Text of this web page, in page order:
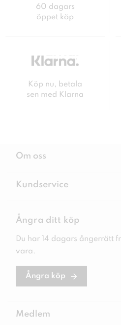
60 dagars
öppet köp
Köp nu, betala
sen med Klarna
Om oss
Kundservice
Ångra ditt köp
Du har 14 dagars ångerrätt
vara.
Ångra köp
Medlem